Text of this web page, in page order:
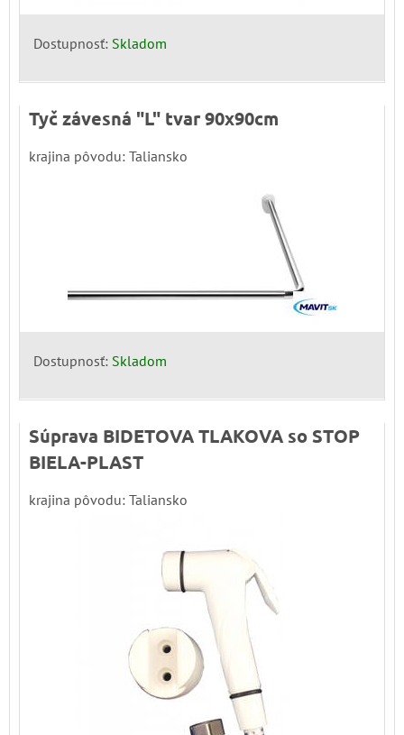
Dostupnosť: Skladom
Tyč závesná "L" tvar 90x90cm
krajina pôvodu: Taliansko
Dostupnosť: Skladom
Súprava BIDETOVA TLAKOVA so STOP
BIELA-PLAST
krajina pôvodu: Taliansko